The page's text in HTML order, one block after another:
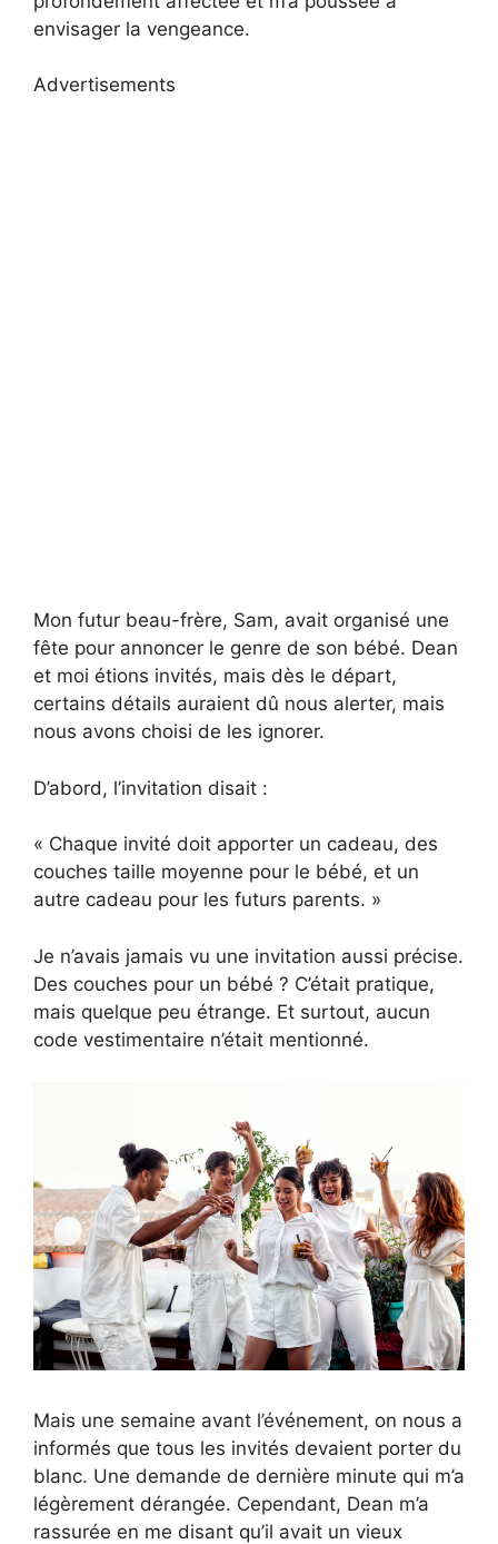
envisager la vengeance.
Advertisements
Mon futur beau-frère, Sam, avait organisé une
fête pour annoncer le genre de son bébé. Dean
et moi étions invités, mais dès le départ,
certains détails auraient dû nous alerter, mais
nous avons choisi de les ignorer.
D’abord, l’invitation disait :
« Chaque invité doit apporter un cadeau, des
couches taille moyenne pour le bébé, et un
autre cadeau pour les futurs parents. »
Je n’avais jamais vu une invitation aussi précise.
Des couches pour un bébé ? C’était pratique,
mais quelque peu étrange. Et surtout, aucun
code vestimentaire n’était mentionné.
Mais une semaine avant l’événement, on nous a
informés que tous les invités devaient porter du
blanc. Une demande de dernière minute qui m’a
légèrement dérangée. Cependant, Dean m’a
rassurée en me disant qu’il avait un vieux